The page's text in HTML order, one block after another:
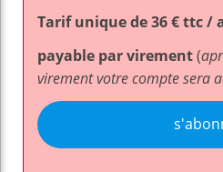
Tarif unique de 36 € ttc /
payable par virement(
virement votre compte sera